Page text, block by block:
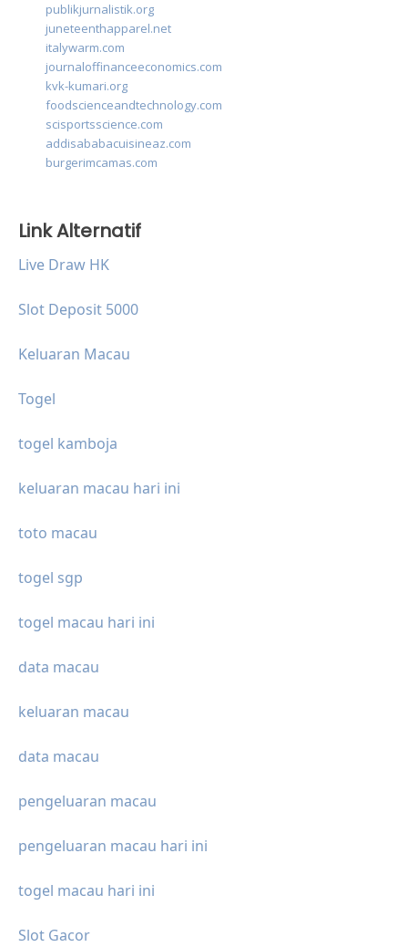
publikjurnalistik.org
juneteenthapparel.net
italywarm.com
journaloffinanceeconomics.com
kvk-kumari.org
foodscienceandtechnology.com
scisportsscience.com
addisababacuisineaz.com
burgerimcamas.com
Link Alternatif
Live Draw HK
Slot Deposit 5000
Keluaran Macau
Togel
togel kamboja
keluaran macau hari ini
toto macau
togel sgp
togel macau hari ini
data macau
keluaran macau
data macau
pengeluaran macau
pengeluaran macau hari ini
togel macau hari ini
Slot Gacor